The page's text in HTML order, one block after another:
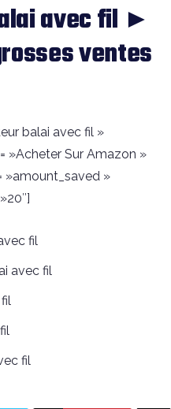
avec fil ►
ventes
balai avec fil »
»Acheter Sur Amazon »
»amount_saved »
fil
avec fil
fil